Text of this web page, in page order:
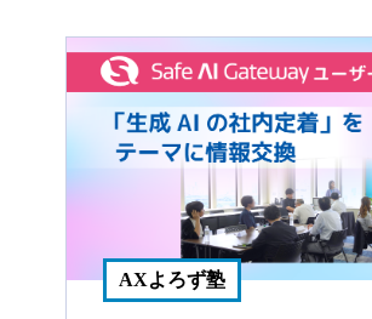
AXよろず塾